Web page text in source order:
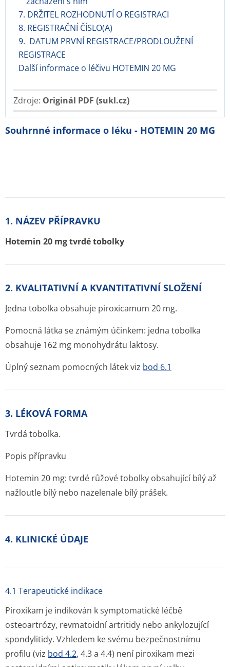
7. DRŽITEL ROZHODNUTÍ O REGISTRACI
8. REGISTRAČNÍ ČÍSLO(A)
9. DATUM PRVNÍ REGISTRACE/PRODLOUŽENÍ
REGISTRACE
Další informace o léčivu HOTEMIN 20 MG
Zdroje: Originál PDF (sukl.cz)
Souhrnné informace o léku - HOTEMIN 20 MG
1. NÁZEV PŘÍPRAVKU
Hotemin 20 mg tvrdé tobolky
2. KVALITATIVNÍ A KVANTITATIVNÍ SLOŽENÍ
Jedna tobolka obsahuje piroxicamum 20 mg.
Pomocná látka se známým účinkem: jedna tobolka
obsahuje 162 mg monohydrátu laktosy.
Úplný seznam pomocných látek viz bod 6.1
3. LÉKOVÁ FORMA
Tvrdá tobolka.
Popis přípravku
Hotemin 20 mg: tvrdé růžové tobolky obsahující bílý až
nažloutle bílý nebo nazelenale bílý prášek.
4. KLINICKÉ ÚDAJE
4.1 Terapeutické indikace
Piroxikam je indikován k symptomatické léčbě
osteoartrózy, revmatoidní artritidy nebo ankylozující
spondylitidy. Vzhledem ke svému bezpečnostnímu
profilu (viz bod 4.2, 4.3 a 4.4) není piroxikam mezi